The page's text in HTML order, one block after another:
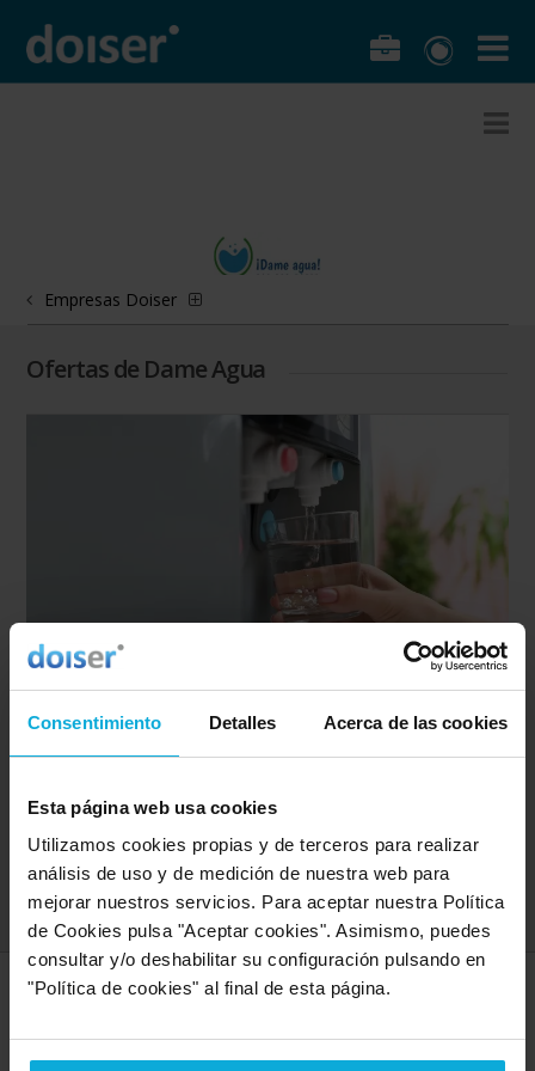
Consentimiento Detalles Acerca de las cookies
Esta página web usa cookies
Utilizamos cookies propias y de terceros para realizar
análisis de uso y de medición de nuestra web para
mejorar nuestros servicios. Para aceptar nuestra Política
de Cookies pulsa "Aceptar cookies". Asimismo, puedes
consultar y/o deshabilitar su configuración pulsando en
"Política de cookies" al final de esta página.
Empresas Doiser
Ofertas de Dame Agua
Dispensadores de agua conectados a la red
Descubre la forma más sana de beber agua en la
3 meses gratis
Ver oferta
SERVICIOS MÁS DEMANDADOS
En Doiser encontrarás todo lo que necesites